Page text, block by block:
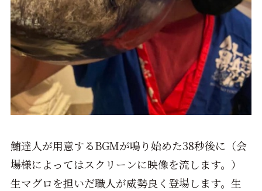
鮪達人が用意するBGMが鳴り始めた38秒後に（会
場様によってはスクリーンに映像を流します。）
生マグロを担いだ職人が威勢良く登場します。生